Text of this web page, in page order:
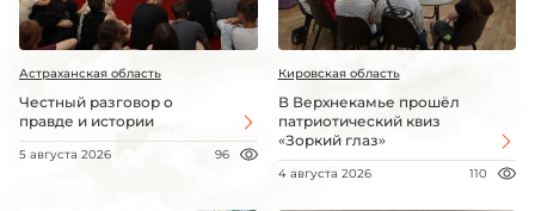
Астраханская область
Честный разговор о
правде и истории
5 августа 2026 96
Кировская область
В Верхнекамье прошёл
патриотический квиз
«Зоркий глаз»
4 августа 2026 110